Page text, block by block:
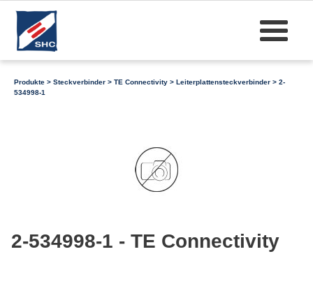
Produkte > Steckverbinder > TE Connectivity > Leiterplattensteckverbinder > 2-
534998-1
2-534998-1 - TE Connectivity